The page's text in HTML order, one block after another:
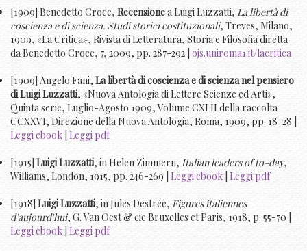
[1909] Benedetto Croce, Recensionea Luigi Luzzatti, La libertà di
coscienza e di scienza. Studi storici costituzionali, Treves, Milano,
1909, «La Critica», Rivista di Letteratura, Storia e Filosofia diretta
da Benedetto Croce, 7, 2009, pp. 287-292 | ojs.uniroma1.it/lacritica
[1909] Angelo Fani, La libertà di coscienza e di scienza nel pensiero
di Luigi Luzzatti, «Nuova Antologia di Lettere Scienze ed Arti»,
Quinta serie, Luglio-Agosto 1909, Volume CXLII della raccolta
CCXXVI, Direzione della Nuova Antologia, Roma, 1909, pp. 18-28 |
Leggi ebook Leggi pdf
[1915] Luigi Luzzatti, in Helen Zimmern, Italian leaders of to-day,
Williams, London, 1915, pp. 246-269 | Leggi ebook Leggi pdf
[1918] Luigi Luzzatti, in Jules Destrée, Figures italiennes
d'aujourd'hui, G. Van Oest & cie Bruxelles et Paris, 1918, p. 55-70 |
Leggi ebook Leggi pdf